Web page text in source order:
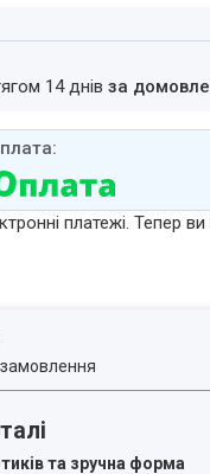
14 днівза
платежі. Тепер
та зручна форма